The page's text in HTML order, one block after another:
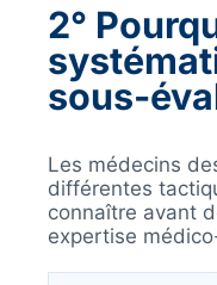
2°
sous-
Les médecins
différentes
connaître avant
expertise